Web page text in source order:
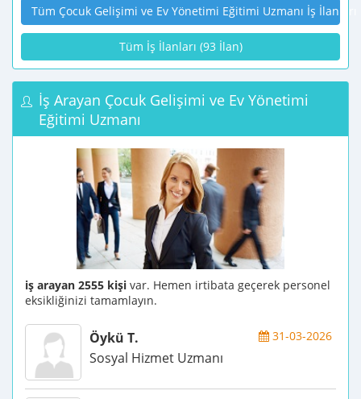
Tüm Çocuk Gelişimi ve Ev Yönetimi Eğitimi Uzmanı İş İlanları
Tüm İş İlanları (93 İlan)
İş Arayan Çocuk Gelişimi ve Ev Yönetimi
Eğitimi Uzmanı
iş arayan 2555 kişi var. Hemen irtibata geçerek personel
eksikliğinizi tamamlayın.
31-03-2026
Öykü T.
Sosyal Hizmet Uzmanı